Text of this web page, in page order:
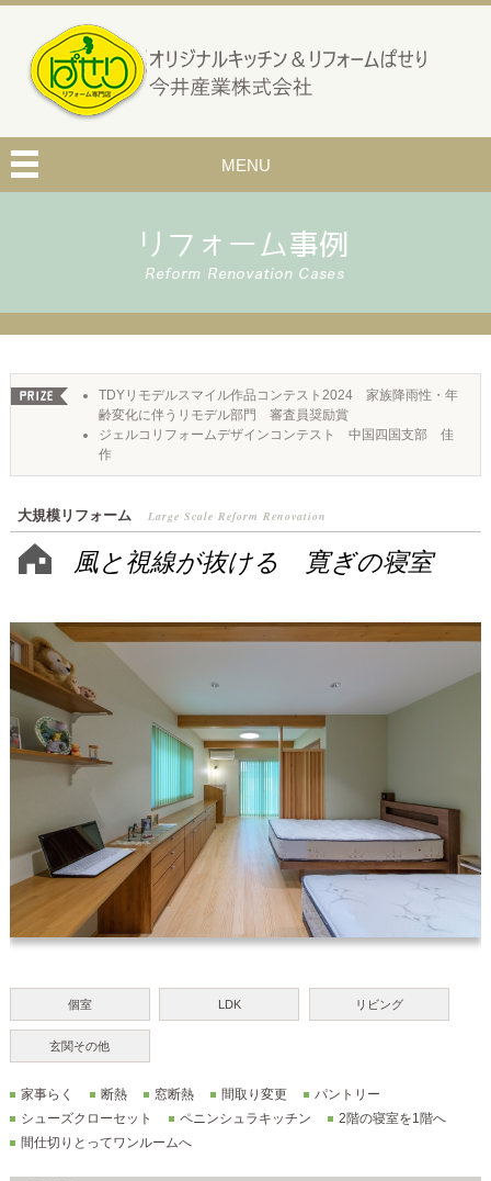
MENU
TDYリモデルスマイル作品コンテスト2024 家族降雨性・年
齢変化に伴うリモデル部門 審査員奨励賞
ジェルコリフォームデザインコンテスト 中国四国支部 佳
作
大規模リフォーム Large Scale Reform Renovation
風と視線が抜ける 寛ぎの寝室
個室 LDK リビング
玄関その他
家事らく 断熱 窓断熱 間取り変更
パントリー
シューズクローセット
ペニンシュラキッチン
2階の寝室を1階へ
間仕切りとってワンルームへ